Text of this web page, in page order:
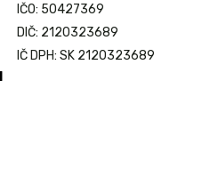
IČO: 50427369
DIČ: 2120323689
IČ DPH: SK 2120323689